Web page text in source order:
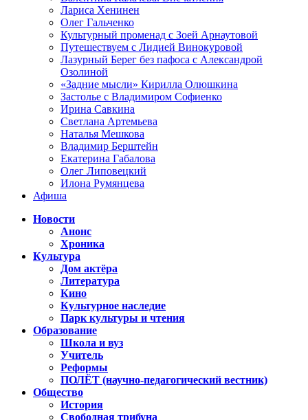
Лариса Хенинен
Олег Гальченко
Культурный променад с Зоей Арнаутовой
Путешествуем с Лидией Винокуровой
Лазурный Берег без пафоса с Александрой
Озолиной
«Задние мысли» Кирилла Олюшкина
Застолье с Владимиром Софиенко
Ирина Савкина
Светлана Артемьева
Наталья Мешкова
Владимир Берштейн
Екатерина Габалова
Олег Липовецкий
Илона Румянцева
Афиша
Новости
Анонс
Хроника
Культура
Дом актёра
Литература
Кино
Культурное наследие
Парк культуры и чтения
Образование
Школа и вуз
Учитель
Реформы
ПОЛЁТ (научно-педагогический вестник)
Общество
История
Свободная трибуна